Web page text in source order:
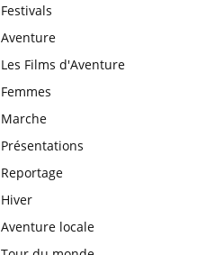
Festivals
Aventure
Les Films d'Aventure
Femmes
Marche
Présentations
Reportage
Hiver
Aventure locale